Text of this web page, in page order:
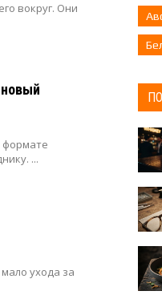
вокруг. Они
формате
...
ухода за